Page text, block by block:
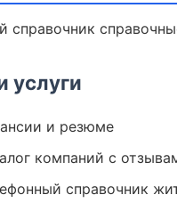
справочник
услуги
и резюме
компаний с
справочник